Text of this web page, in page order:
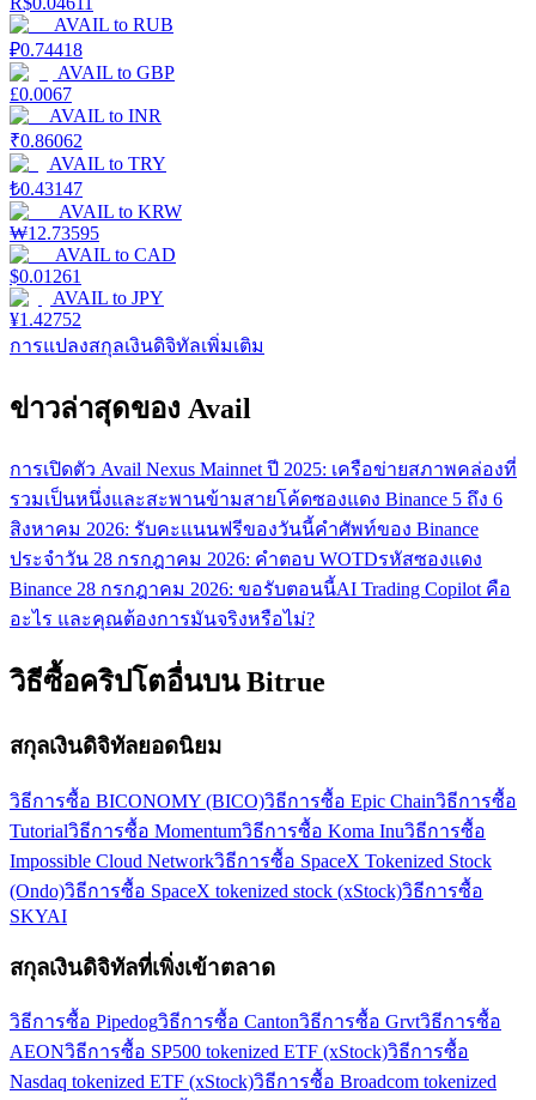
AVAIL to RUB
₽0.74418
AVAIL to GBP
£0.0067
AVAIL to INR
₹0.86062
AVAIL to TRY
₺0.43147
AVAIL to KRW
₩12.73595
AVAIL to CAD
$0.01261
AVAIL to JPY
¥1.42752
การแปลงสกุลเงินดิจิทัลเพิ่มเติม
ข่าวล่าสุดของ Avail
การเปิดตัว Avail Nexus Mainnet ปี 2025: เครือข่ายสภาพคล่องที่
รวมเป็นหนึ่งและสะพานข้ามสายโค้ดซองแดง Binance 5 ถึง 6
สิงหาคม 2026: รับคะแนนฟรีของวันนี้คำศัพท์ของ Binance
ประจำวัน 28 กรกฎาคม 2026: คำตอบ WOTDรหัสซองแดง
Binance 28 กรกฎาคม 2026: ขอรับตอนนี้AI Trading Copilot คือ
อะไร และคุณต้องการมันจริงหรือไม่?
วิธีซื้อคริปโตอื่นบน Bitrue
สกุลเงินดิจิทัลยอดนิยม
วิธีการซื้อ BICONOMY (BICO)วิธีการซื้อ Epic Chainวิธีการซื้อ
Tutorialวิธีการซื้อ Momentumวิธีการซื้อ Koma Inuวิธีการซื้อ
Impossible Cloud Networkวิธีการซื้อ SpaceX Tokenized Stock
(Ondo)วิธีการซื้อ SpaceX tokenized stock (xStock)วิธีการซื้อ
SKYAI
สกุลเงินดิจิทัลที่เพิ่งเข้าตลาด
วิธีการซื้อ Pipedogวิธีการซื้อ Cantonวิธีการซื้อ Grvtวิธีการซื้อ
AEONวิธีการซื้อ SP500 tokenized ETF (xStock)วิธีการซื้อ
Nasdaq tokenized ETF (xStock)วิธีการซื้อ Broadcom tokenized